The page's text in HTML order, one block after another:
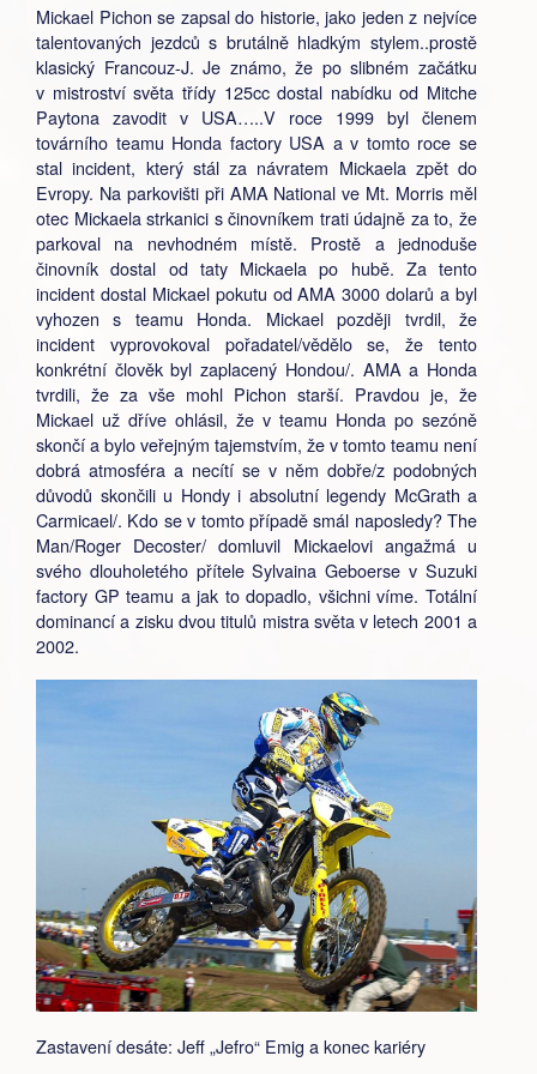
Mickael Pichon se zapsal do historie, jako jeden z nejvíce
talentovaných jezdců s brutálně hladkým stylem..prostě
klasický Francouz-J. Je známo, že po slibném začátku
v mistroství světa třídy 125cc dostal nabídku od Mitche
Paytona zavodit v USA…..V roce 1999 byl členem
továrního teamu Honda factory USA a v tomto roce se
stal incident, který stál za návratem Mickaela zpět do
Evropy. Na parkovišti při AMA National ve Mt. Morris měl
otec Mickaela strkanici s činovníkem trati údajně za to, že
parkoval na nevhodném místě. Prostě a jednoduše
činovník dostal od taty Mickaela po hubě. Za tento
incident dostal Mickael pokutu od AMA 3000 dolarů a byl
vyhozen s teamu Honda. Mickael později tvrdil, že
incident vyprovokoval pořadatel/vědělo se, že tento
konkrétní člověk byl zaplacený Hondou/. AMA a Honda
tvrdili, že za vše mohl Pichon starší. Pravdou je, že
Mickael už dříve ohlásil, že v teamu Honda po sezóně
skončí a bylo veřejným tajemstvím, že v tomto teamu není
dobrá atmosféra a necítí se v něm dobře/z podobných
důvodů skončili u Hondy i absolutní legendy McGrath a
Carmicael/. Kdo se v tomto případě smál naposledy? The
Man/Roger Decoster/ domluvil Mickaelovi angažmá u
svého dlouholetého přítele Sylvaina Geboerse v Suzuki
factory GP teamu a jak to dopadlo, všichni víme. Totální
dominancí a zisku dvou titulů mistra světa v letech 2001 a
2002.
Zastavení desáte: Jeff „Jefro“ Emig a konec kariéry